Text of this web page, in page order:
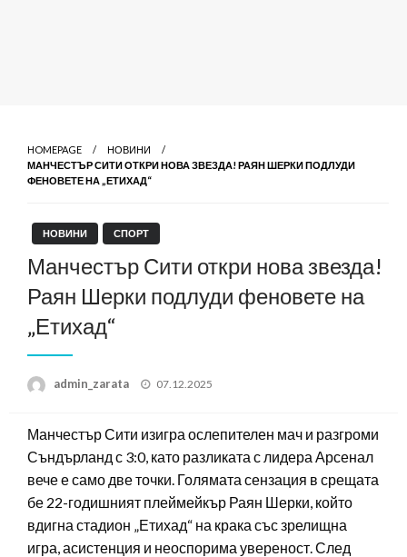
HOMEPAGE
НОВИНИ
МАНЧЕСТЪР СИТИ ОТКРИ НОВА ЗВЕЗДА! РАЯН ШЕРКИ ПОДЛУДИ
ФЕНОВЕТЕ НА „ЕТИХАД“
НОВИНИ СПОРТ
Манчестър Сити откри нова звезда!
Раян Шерки подлуди феновете на
„Етихад“
admin_zarata
Posted
07.12.2025
Манчестър Сити изигра ослепителен мач и разгроми
Съндърланд с 3:0, като разликата с лидера Арсенал
вече е само две точки. Голямата сензация в срещата
бе 22-годишният плеймейкър Раян Шерки, който
вдигна стадион „Етихад“ на крака със зрелищна
игра, асистенция и неоспорима увереност. След